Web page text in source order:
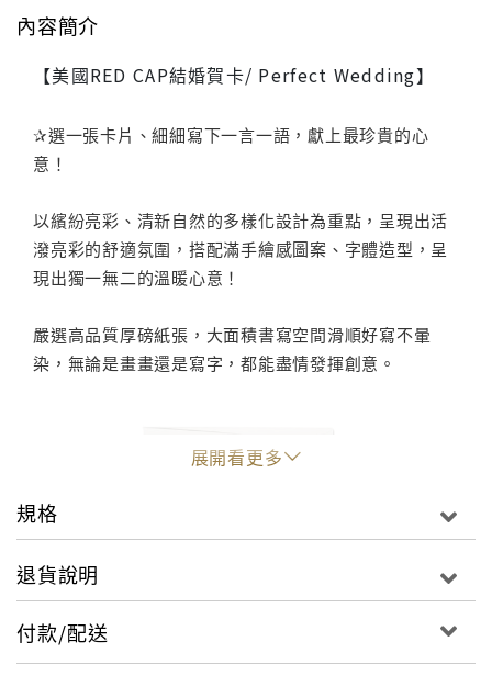
內容簡介
【美國RED CAP結婚賀卡/ Perfect Wedding】
✰選一張卡片、細細寫下一言一語，獻上最珍貴的心
意！
以繽紛亮彩、清新自然的多樣化設計為重點，呈現出活
潑亮彩的舒適氛圍，搭配滿手繪感圖案、字體造型，呈
現出獨一無二的溫暖心意！
嚴選高品質厚磅紙張，大面積書寫空間滑順好寫不暈
染，無論是畫畫還是寫字，都能盡情發揮創意。
展開看更多
規格
退貨說明
付款/配送